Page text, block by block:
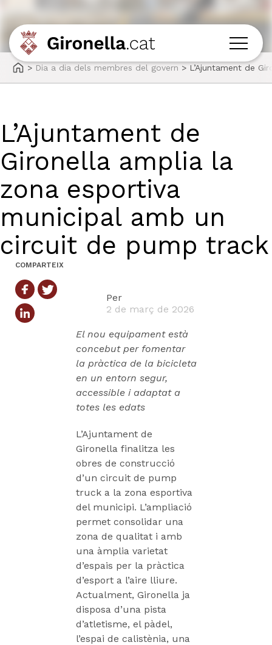
> Dia a dia dels membres del govern > L’Ajuntament de
L’Ajuntament de
Gironella amplia la
zona esportiva
municipal amb un
circuit de pump track
COMPARTEIX
Per
2 de març de 2026
El nou equipament està
concebut per fomentar
la pràctica de la bicicleta
en un entorn segur,
accessible i adaptat a
totes les edats
L’Ajuntament de
Gironella finalitza les
obres de construcció
d’un circuit de pump
truck a la zona esportiva
del municipi. L’ampliació
permet consolidar una
zona de qualitat i amb
una àmplia varietat
d’espais per la pràctica
d’esport a l’aire lliure.
Actualment, Gironella ja
disposa d’una pista
d’atletisme, el pàdel,
l’espai de calistènia, una